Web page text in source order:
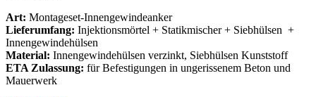
Art: Montageset-Innengewindeanker
Lieferumfang: Injektionsmörtel + Statikmischer + Siebhülsen +
Innengewindehülsen
Material: Innengewindehülsen verzinkt, Siebhülsen Kunststoff
ETA Zulassung: für Befestigungen in ungerissenem Beton und
Mauerwerk